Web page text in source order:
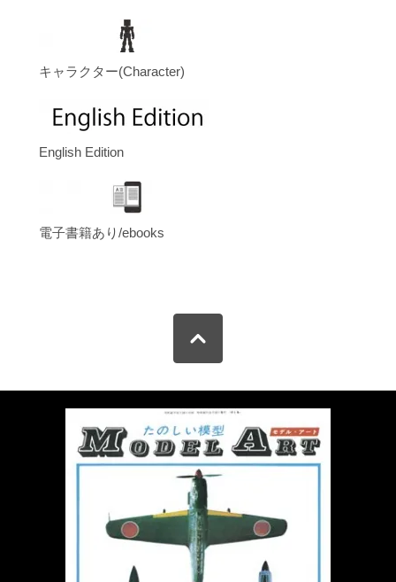
キャラクター(Character)
English Edition
電子書籍あり/ebooks